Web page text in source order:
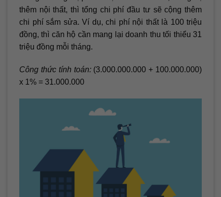
thêm nội thất, thì tổng chi phí đầu tư sẽ cộng thêm
chi phí sắm sửa. Ví dụ, chi phí nội thất là 100 triệu
đồng, thì căn hộ cần mang lại doanh thu tối thiểu 31
triệu đồng mỗi tháng.
Công thức tính toán:(3.000.000.000 + 100.000.000)
x 1% = 31.000.000